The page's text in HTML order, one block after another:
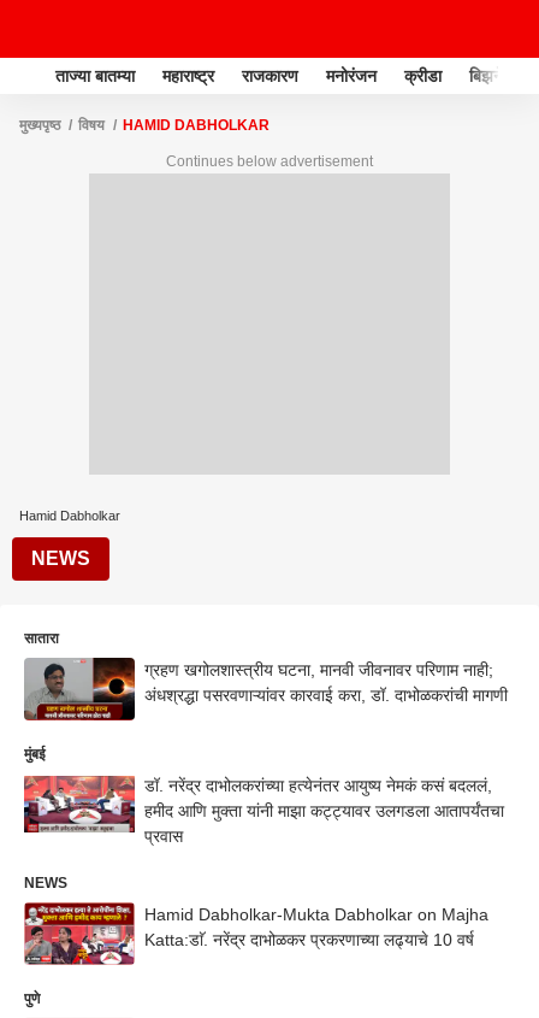
ताज्या बातम्या महाराष्ट्र राजकारण मनोरंजन क्रीडा बिझनेस
मुख्यपृष्ठ विषय HAMID DABHOLKAR
Continues below advertisement
Hamid Dabholkar
NEWS
सातारा
ग्रहण खगोलशास्त्रीय घटना, मानवी जीवनावर परिणाम नाही;
अंधश्रद्धा पसरवणाऱ्यांवर कारवाई करा, डॉ. दाभोळकरांची मागणी
मुंबई
डॉ. नरेंद्र दाभोलकरांच्या हत्येनंतर आयुष्य नेमकं कसं बदललं,
हमीद आणि मुक्ता यांनी माझा कट्ट्यावर उलगडला आतापर्यंतचा
प्रवास
NEWS
Hamid Dabholkar-Mukta Dabholkar on Majha
Katta:डाॅ. नरेंद्र दाभोळकर प्रकरणाच्या लढ्याचे 10 वर्ष
पुणे